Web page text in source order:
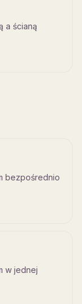
a ścianą
bezpośrednio
w jednej